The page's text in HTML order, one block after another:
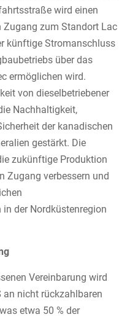
wird einen
zum Standort Lac
künftige Stromanschluss
über das
ermöglichen wird.
von dieselbetriebener
Nachhaltigkeit,
der kanadischen
gestärkt. Die
zukünftige Produktion
Zugang verbessern und
der Nordküstenregion
Vereinbarung wird
an nicht rückzahlbaren
etwa 50 % der